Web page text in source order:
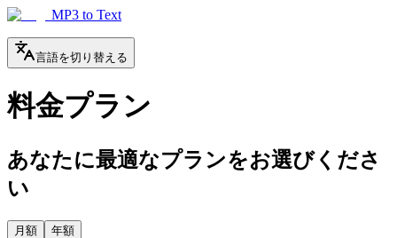
MP3 to Text
言語を切り替える
料金プラン
あなたに最適なプランをお選びくださ
い
月額 年額